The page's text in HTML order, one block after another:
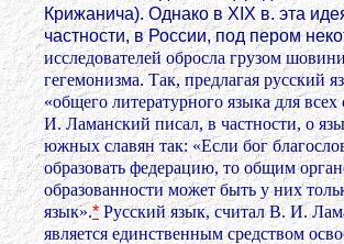
Крижанича). Однако в XIX в. эта
частности, в России, под пером
исследователей обросла грузом
гегемонизма. Так, предлагая русский
«общего литературного языка для всех
И. Ламанский писал, в частности, о
южных славян так: «Если бог
образовать федерацию, то общим
образованности может быть у них
язык».*Русский язык, считал В. И.
является единственным средством